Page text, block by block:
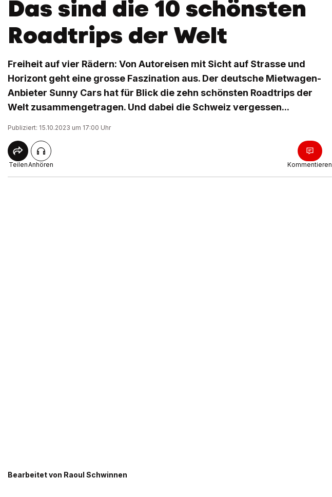
Das sind die 10 schönsten
Roadtrips der Welt
Freiheit auf vier Rädern: Von Autoreisen mit Sicht auf Strasse und
Horizont geht eine grosse Faszination aus. Der deutsche Mietwagen-
Anbieter Sunny Cars hat für Blick die zehn schönsten Roadtrips der
Welt zusammengetragen. Und dabei die Schweiz vergessen...
Publiziert: 15.10.2023 um 17:00 Uhr
TeilenAnhören Kommentieren
Bearbeitet von Raoul Schwinnen